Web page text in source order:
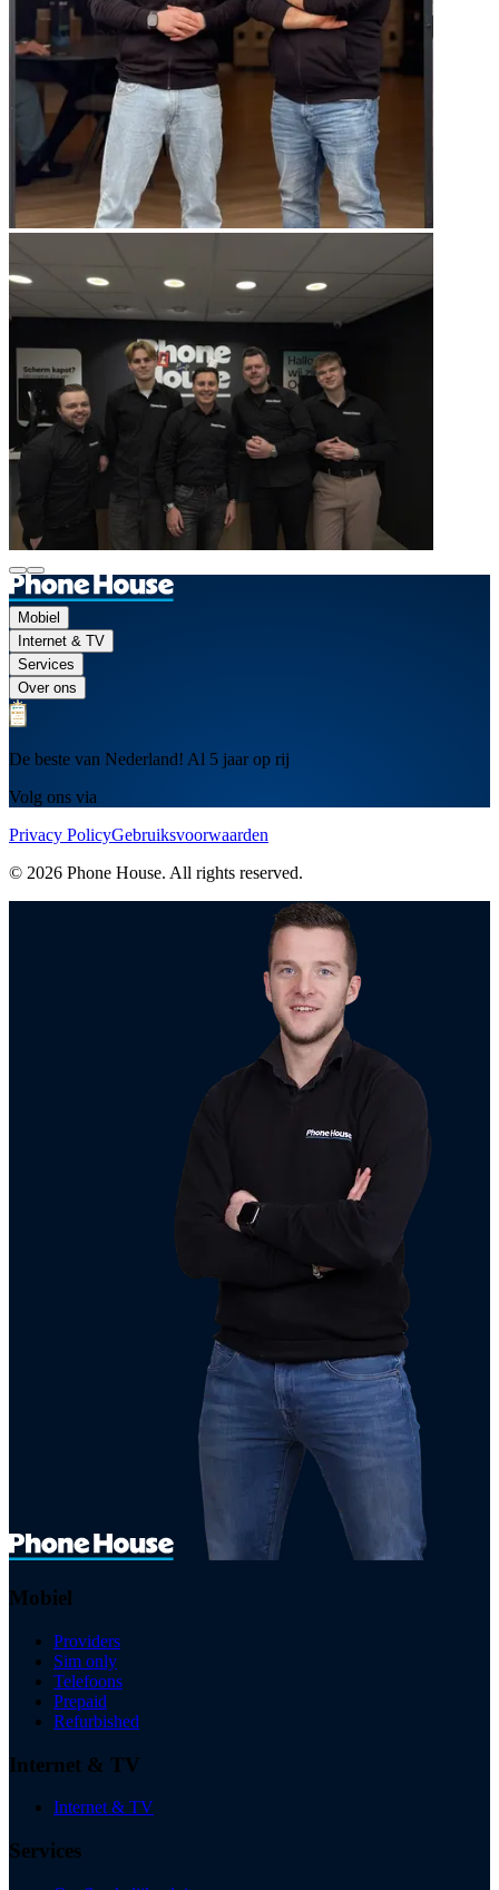
Mobiel
Internet & TV
Services
Over ons
De beste van Nederland! Al 5 jaar op rij
Volg ons via
Privacy PolicyGebruiksvoorwaarden
© 2026 Phone House. All rights reserved.
Mobiel
Providers
Sim only
Telefoons
Prepaid
Refurbished
Internet & TV
Internet & TV
Services